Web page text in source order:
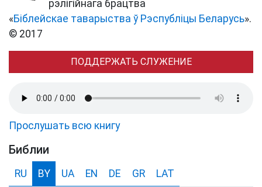
рэлігійнага брацтва
«Біблейскае таварыства ў Рэспубліцы Беларусь».
© 2017
ПОДДЕРЖАТЬ СЛУЖЕНИЕ
Прослушать всю книгу
Библии
RU BY UA EN DE GR LAT